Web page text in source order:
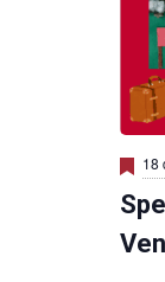
M
i
s
e
n
a
18